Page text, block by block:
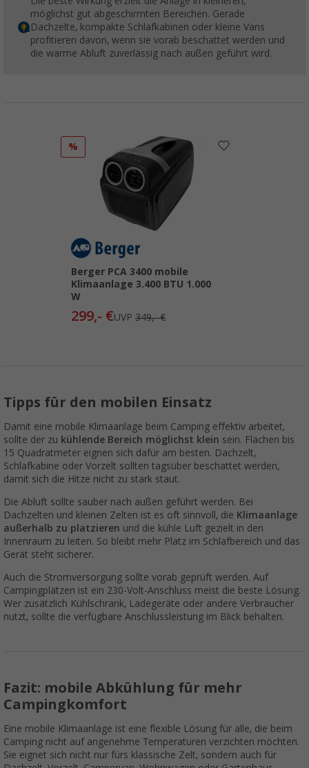
möglichst gut abgeschirmten Bereichen. Gerade
Dachzelte, kompakte Schlafkabinen oder kleine Vans
profitieren davon, wenn sie vorab beschattet werden und
die warme Abluft zuverlässig nach außen geführt wird.
%
Berger PCA 3400 mobile
Klimaanlage 3.400 BTU 1.000
W
299,- €UVP 349,- €
Tipps für den mobilen Einsatz
Damit eine mobile Klimaanlage beim Camping effektiv arbeitet,
sollte der zu kühlende Bereich möglichst klein sein. Flächen bis
15 Quadratmeter eignen sich dafür am besten. Dachzelt,
Schlafkabine oder Vorzelt sollten tagsüber beschattet werden,
damit sich die Hitze nicht zu stark staut.
Die Abluft sollte sauber nach außen geführt werden. Bei
Dachzelten und kleinen Zelten ist es oft sinnvoll, die Klimaanlage
außerhalb zu platzieren und die kühle Luft gezielt in den
Innenraum zu leiten. So bleibt mehr Platz im Schlafbereich und das
Gerät steht sicherer.
Auch die Stromversorgung sollte vorab geprüft werden. Auf
Campingplätzen ist ein 230-Volt-Anschluss meist die beste Lösung.
Wer zusätzlich Kühlschrank, Ladegeräte oder andere Verbraucher
nutzt, sollte die verfügbare Anschlussleistung im Blick behalten.
Fazit: mobile Abkühlung für mehr
Campingkomfort
Eine mobile Klimaanlage ist eine flexible Lösung für alle, die beim
Camping nicht auf angenehme Temperaturen verzichten möchten.
Sie eignet sich nicht nur fürs klassische Zelt, sondern auch für